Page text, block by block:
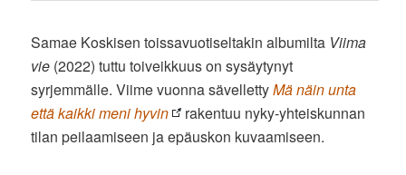
Samae Koskisen toissavuotiseltakin albumilta Viima
vie (2022) tuttu toiveikkuus on sysäytynyt
syrjemmälle. Viime vuonna sävellettyMä näin unta
että kaikki meni hyvin
rakentuu nyky-yhteiskunnan
tilan peilaamiseen ja epäuskon kuvaamiseen.